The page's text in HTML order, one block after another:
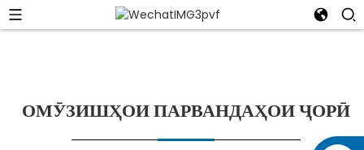
ОМӮЗИШҲОИ ПАРВАНДАҲОИ ҶОРӢ